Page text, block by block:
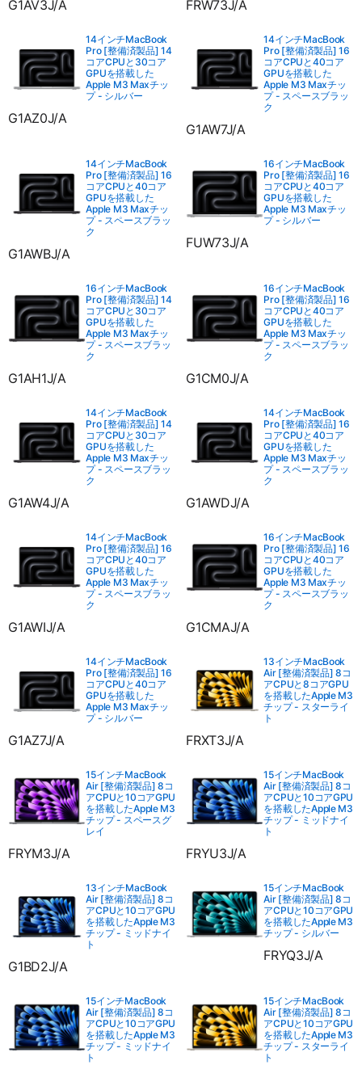
G1AV3J/A FRW73J/A
14インチMacBook
Pro [整備済製品] 14
コアCPUと30コア
GPUを搭載した
Apple M3 Maxチッ
プ - シルバー
G1AZ0J/A
14インチMacBook
Pro [整備済製品] 16
コアCPUと40コア
GPUを搭載した
Apple M3 Maxチッ
プ - スペースブラッ
ク
G1AW7J/A
14インチMacBook
Pro [整備済製品] 16
コアCPUと40コア
GPUを搭載した
Apple M3 Maxチッ
プ - スペースブラッ
ク
G1AWBJ/A
16インチMacBook
Pro [整備済製品] 16
コアCPUと40コア
GPUを搭載した
Apple M3 Maxチッ
プ - シルバー
FUW73J/A
16インチMacBook
Pro [整備済製品] 14
コアCPUと30コア
GPUを搭載した
Apple M3 Maxチッ
プ - スペースブラッ
ク
G1AH1J/A
16インチMacBook
Pro [整備済製品] 16
コアCPUと40コア
GPUを搭載した
Apple M3 Maxチッ
プ - スペースブラッ
ク
G1CM0J/A
14インチMacBook
Pro [整備済製品] 14
コアCPUと30コア
GPUを搭載した
Apple M3 Maxチッ
プ - スペースブラッ
ク
G1AW4J/A
14インチMacBook
Pro [整備済製品] 16
コアCPUと40コア
GPUを搭載した
Apple M3 Maxチッ
プ - スペースブラッ
ク
G1AWDJ/A
14インチMacBook
Pro [整備済製品] 16
コアCPUと40コア
GPUを搭載した
Apple M3 Maxチッ
プ - スペースブラッ
ク
G1AWIJ/A
16インチMacBook
Pro [整備済製品] 16
コアCPUと40コア
GPUを搭載した
Apple M3 Maxチッ
プ - スペースブラッ
ク
G1CMAJ/A
14インチMacBook
Pro [整備済製品] 16
コアCPUと40コア
GPUを搭載した
Apple M3 Maxチッ
プ - シルバー
G1AZ7J/A
13インチMacBook
Air [整備済製品] 8コ
アCPUと8コアGPU
を搭載したApple M3
チップ - スターライ
ト
FRXT3J/A
15インチMacBook
Air [整備済製品] 8コ
アCPUと10コアGPU
を搭載したApple M3
チップ - スペースグ
レイ
FRYM3J/A
15インチMacBook
Air [整備済製品] 8コ
アCPUと10コアGPU
を搭載したApple M3
チップ - ミッドナイ
ト
FRYU3J/A
13インチMacBook
Air [整備済製品] 8コ
アCPUと10コアGPU
を搭載したApple M3
チップ - ミッドナイ
ト
G1BD2J/A
15インチMacBook
Air [整備済製品] 8コ
アCPUと10コアGPU
を搭載したApple M3
チップ - シルバー
FRYQ3J/A
15インチMacBook
Air [整備済製品] 8コ
アCPUと10コアGPU
を搭載したApple M3
チップ - ミッドナイ
ト
15インチMacBook
Air [整備済製品] 8コ
アCPUと10コアGPU
を搭載したApple M3
チップ - スターライ
ト